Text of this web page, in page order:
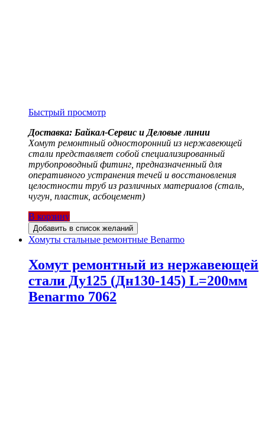
Быстрый просмотр
Доставка: Байкал-Сервис и Деловые линии
Хомут ремонтный односторонний из нержавеющей
стали представляет собой специализированный
трубопроводный фитинг, предназначенный для
оперативного устранения течей и восстановления
целостности труб из различных материалов (сталь,
чугун, пластик, асбоцемент)
В корзину
Добавить в список желаний
Хомуты стальные ремонтные Benarmo
Хомут ремонтный из нержавеющей
стали Ду125 (Дн130-145) L=200мм
Benarmo 7062